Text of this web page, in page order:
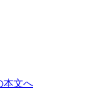
本文へ